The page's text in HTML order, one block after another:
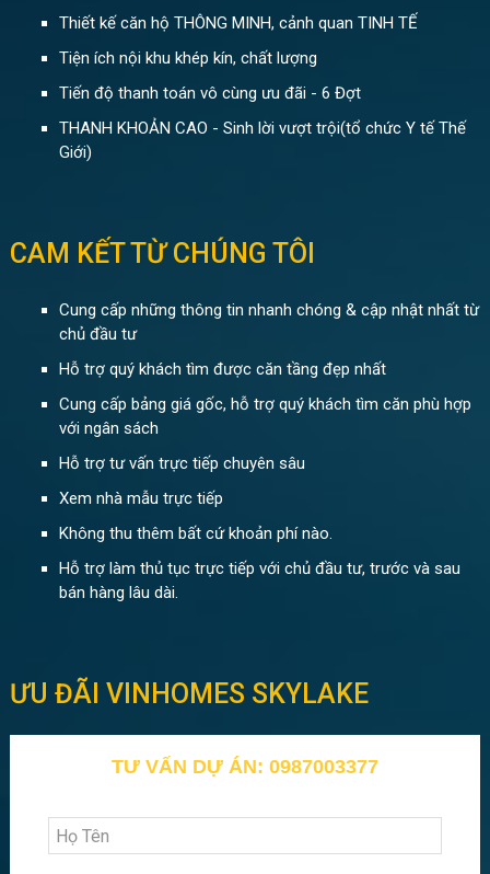
Thiết kế căn hộ THÔNG MINH, cảnh quan TINH TẾ
Tiện ích nội khu khép kín, chất lượng
Tiến độ thanh toán vô cùng ưu đãi - 6 Đợt
THANH KHOẢN CAO - Sinh lời vượt trội(tổ chức Y tế Thế
Giới)
CAM KẾT TỪ CHÚNG TÔI
Cung cấp những thông tin nhanh chóng & cập nhật nhất từ
chủ đầu tư
Hỗ trợ quý khách tìm được căn tầng đẹp nhất
Cung cấp bảng giá gốc, hỗ trợ quý khách tìm căn phù hợp
với ngân sách
Hỗ trợ tư vấn trực tiếp chuyên sâu
Xem nhà mẫu trực tiếp
Không thu thêm bất cứ khoản phí nào.
Hỗ trợ làm thủ tục trực tiếp với chủ đầu tư, trước và sau
bán hàng lâu dài.
ƯU ĐÃI VINHOMES SKYLAKE
TƯ VẤN DỰ ÁN: 0987003377